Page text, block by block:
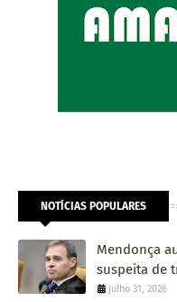
NOTÍCIAS POPULARES
Mendonça
suspeita de
julho 31, 2026